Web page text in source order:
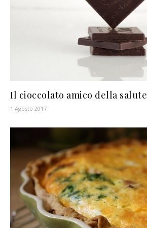
Il cioccolato amico della salute
1 Agosto 2017